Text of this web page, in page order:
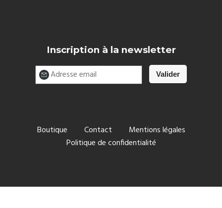
Inscription à la newsletter
Boutique Contact
Mentions légales
Politique de confidentialité